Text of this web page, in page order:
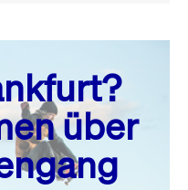
FR. SA. SO.
1
2
7 8
über